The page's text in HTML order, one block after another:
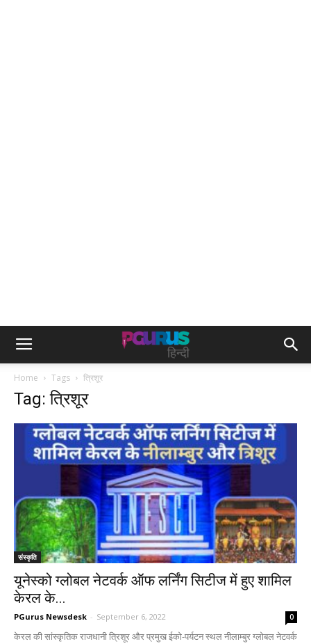
Home Tags त्रिशूर
Tag: त्रिशूर
संस्कृति
यूनेस्को ग्लोबल नेटवर्क ऑफ लर्निंग सिटीज में हुए शामिल
केरल के...
PGurus Newsdesk - September 6, 2022 0
केरल की सांस्कृतिक राजधानी त्रिशूर और प्रमुख ईको-पर्यटन स्थल नीलाम्बुर ग्लोबल नेटवर्क